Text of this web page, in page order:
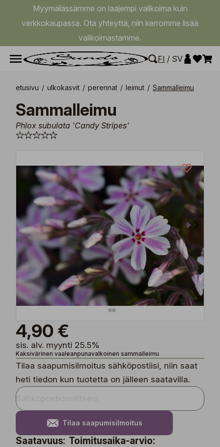
Myymälässämme on laajempi valikoima kuin
verkkokaupassa. Ota yhteyttä, niin kerromme lisää
valikoimastamme.
FI / SV
etusivu / ulkokasvit / perennat / leimut / Sammalleimu
Sammalleimu
Phlox subulata 'Candy Stripes'
4,90 €
sis. alv. myynti 25.5%
Kaksivärinen vaaleanpunavalkoinen sammalleimu
Tilaa saapumisilmoitus sähköpostiisi, niin saat
heti tiedon kun tuotetta on jälleen saatavilla.
Tilaa saapumisilmoitus
Saatavuus: Toimitusaika-arvio: